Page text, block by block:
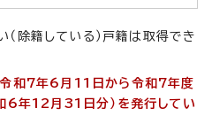
除籍している）戸籍は取得でき
令和7年6月11日から令和7年度
6年12月31日分）を発行してい